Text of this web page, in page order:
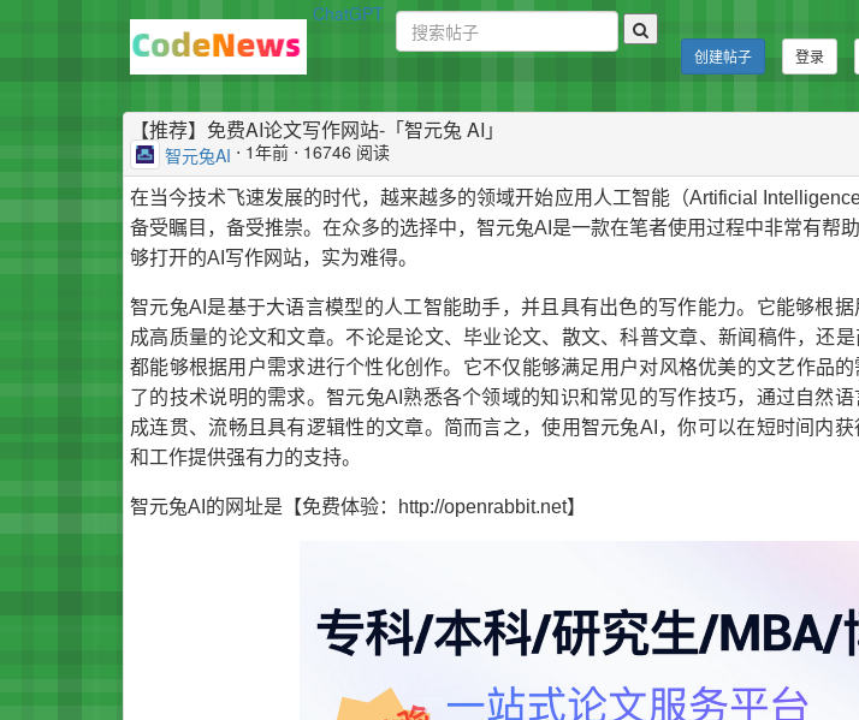
ChatGPT
创建帖子 登录
【推荐】免费AI论文写作网站-「智元兔 AI」
智元兔AI ⋅ 1年前 ⋅ 16746 阅读
在当今技术飞速发展的时代，越来越多的领域开始应用人工智能（Artificial
备受瞩目，备受推崇。在众多的选择中，智元兔AI是一款在笔者使用过程中非常有帮
够打开的AI写作网站，实为难得。
智元兔AI是基于大语言模型的人工智能助手，并且具有出色的写作能力。它能够根
成高质量的论文和文章。不论是论文、毕业论文、散文、科普文章、新闻稿件，还
都能够根据用户需求进行个性化创作。它不仅能够满足用户对风格优美的文艺作品
了的技术说明的需求。智元兔AI熟悉各个领域的知识和常见的写作技巧，通过自然
成连贯、流畅且具有逻辑性的文章。简而言之，使用智元兔AI，你可以在短时间内
和工作提供强有力的支持。
智元兔AI的网址是【免费体验：http://openrabbit.net】